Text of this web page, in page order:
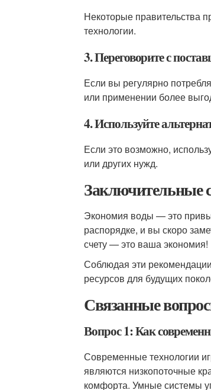
Некоторые правительства
технологии.
3. Переговорите с
Если вы регулярно
или применении более
4. Используйте
Если это возможно,
или других нужд.
Заключительные
Экономия воды — это
распорядке, и вы скоро
счету — это ваша экономия!
Соблюдая эти
ресурсов для будущих
Связанные
Вопрос 1: Как
Современные технологии
являются низкопоточные
комфорта. Умные системы